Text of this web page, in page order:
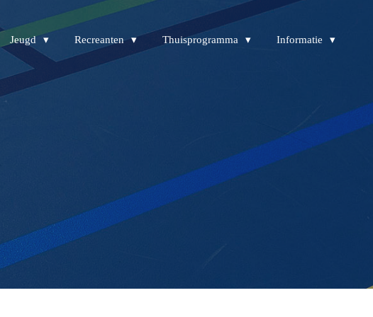
Jeugd Recreanten Thuisprogramma Informatie